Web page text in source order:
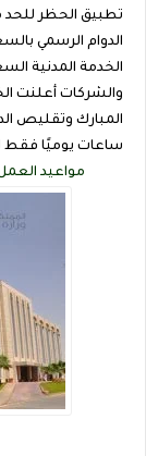
تطبيق الحظر للحد
الخدمة المدنية
والشركات أعلنت
ساعات يوميًا فقط
مواعيد العمل